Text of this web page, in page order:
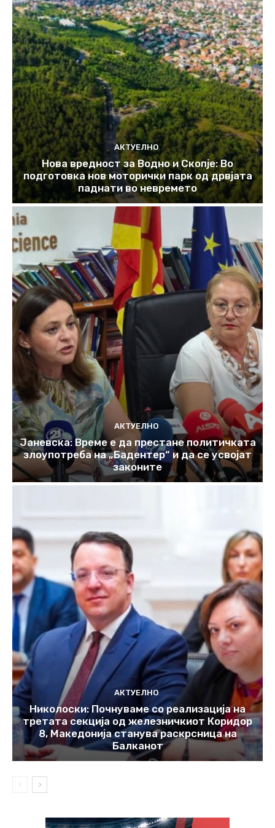
АКТУЕЛНО
Нова вредност за Водно и Скопје: Во
подготовка нов моторички парк од дрвјата
паднати во невремето
АКТУЕЛНО
Јаневска: Време е да престане политичката
злоупотреба на „Бадентер“ и да се усвојат
законите
АКТУЕЛНО
Николоски: Почнуваме со реализација на
третата секција од железничкиот Коридор
8, Македонија станува раскрсница на
Балканот